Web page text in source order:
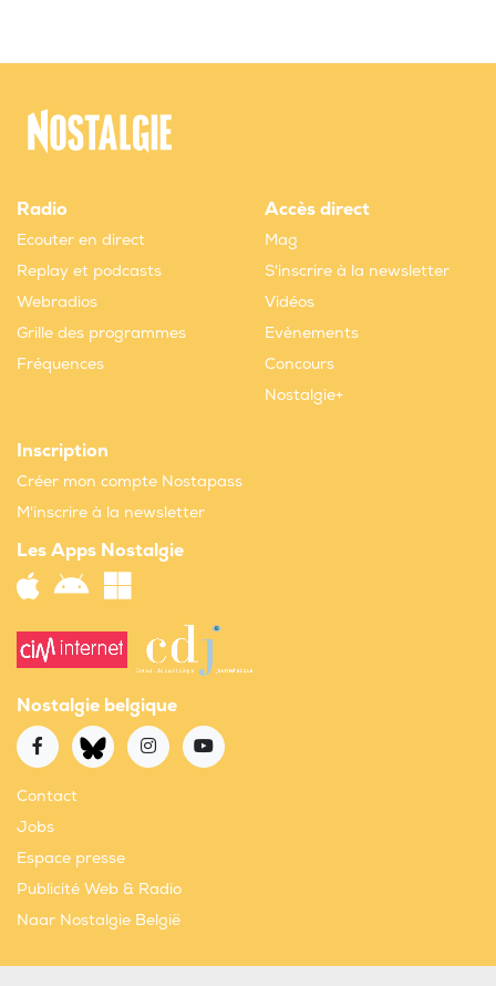
Radio
Ecouter en direct
Replay et podcasts
Webradios
Grille des programmes
Fréquences
Accès direct
Mag
S'inscrire à la newsletter
Vidéos
Evènements
Concours
Nostalgie+
Inscription
Créer mon compte Nostapass
M'inscrire à la newsletter
Les Apps Nostalgie
Nostalgie belgique
Contact
Jobs
Espace presse
Publicité Web & Radio
Naar Nostalgie België